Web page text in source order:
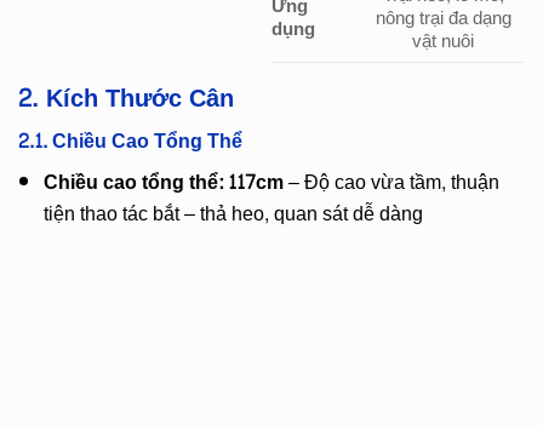
Ứng
dụng nông trại đa dạng
vật nuôi
2. Kích Thước Cân
2.1. Chiều Cao Tổng Thể
Chiều cao tổng thể: 117cm– Độ cao vừa tầm, thuận
tiện thao tác bắt – thả heo, quan sát dễ dàng